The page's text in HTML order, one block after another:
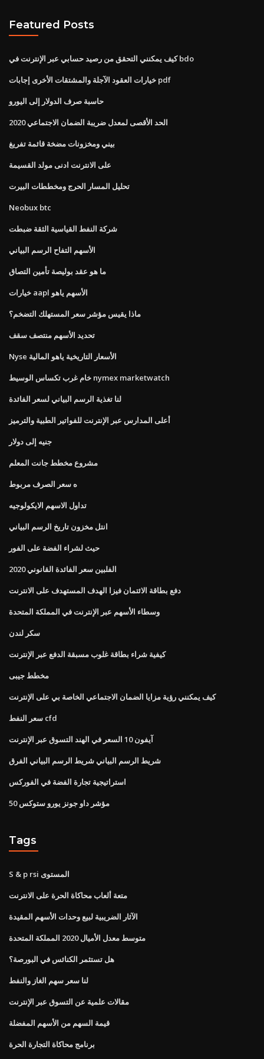
Featured Posts
كيف يمكنني التحقق من رصيد حسابي عبر الإنترنت في bdo
خيارات العقود الآجلة والمشتقات الأخرى إجابات pdf
حاسبة صرف الدولار إلى اليورو
الحد الأقصى لمعدل ضريبة الضمان الاجتماعي 2020
بيني ومخزونات مضخة قائمة تفريغ
على الانترنت ادنى مولد القسيمة
تحليل المسار الحرج ومخططات البيرت
Neobux btc
شركة النفط القياسية الثقة ضبطت
الأسهم التفاح الرسم البياني
ما هو عقد بوليصة تأمين التصاق
خيارات aapl الأسهم ياهو
ماذا يقيس مؤشر سعر المستهلك التضخم؟
تحديد الأسهم منتصف سقف
Nyse الأسعار التاريخية ياهو المالية
خام غرب تكساس الوسيط nymex marketwatch
لنا تغذية الرسم البياني لسعر الفائدة
أعلى المدارس عبر الإنترنت للفواتير الطبية والترميز
جنيه إلى دولار
مشروع مخطط جانت المعلم
ه سعر الصرف مربوط
تداول الاسهم الايكولوجيه
انتل مخزون تاريخ الرسم البياني
حيث لشراء الفضة على الفور
الفلبين سعر الفائدة القانوني 2020
دفع بطاقة الائتمان فيزا الهدف المستهدف على الانترنت
وسطاء الأسهم عبر الإنترنت في المملكة المتحدة
سكر لندن
كيفية شراء بطاقة غلوب مسبقة الدفع عبر الإنترنت
مخطط جيبى
كيف يمكنني رؤية مزايا الضمان الاجتماعي الخاصة بي على الإنترنت
سعر النفط cfd
آيفون 10 السعر في الهند التسوق عبر الإنترنت
شريط الرسم البياني شريط الرسم البياني الفرق
استراتيجية تجارة الفضة في الفوركس
مؤشر داو جونز يورو ستوكس 50
Tags
S & p rsi المستوى
متعة ألعاب محاكاة الحرة على الانترنت
الآثار الضريبية لبيع وحدات الأسهم المقيدة
متوسط ​​معدل الأميال 2020 المملكة المتحدة
هل تستثمر الكنائس في البورصة؟
لنا سعر سهم الغاز والنفط
مقالات علمية عن التسوق عبر الإنترنت
قيمة السهم من الأسهم المفضلة
برنامج محاكاة التجارة الحرة